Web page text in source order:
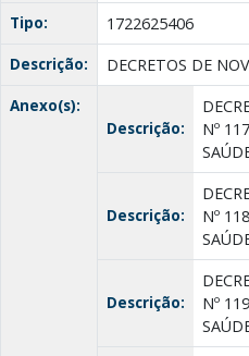
Tipo:
1722625406
Descrição:
DECRETOS DE
Anexo(s):
Descrição:
Nº 117
Descrição:
Nº
Descrição:
Nº 119